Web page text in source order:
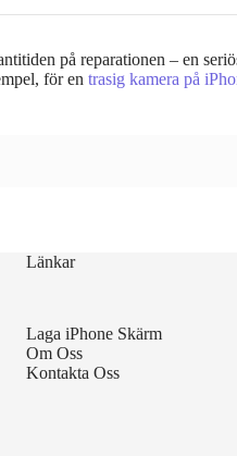
på reparationen – en
för en trasig kamera på
Länkar
Laga iPhone Skärm
Om Oss
Kontakta Oss